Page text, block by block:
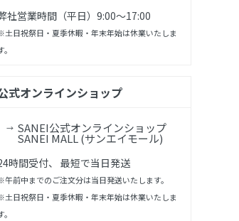
社営業時間（平日）9:00～17:00
土日祝祭日・夏季休暇・年末年始は休業いたしま
。
式オンラインショップ
SANEI公式オンラインショップ
SANEI MALL (サンエイモール)
時間受付、 最短で当日発送
午前中までのご注文分は当日発送いたします。
土日祝祭日・夏季休暇・年末年始は休業いたしま
。